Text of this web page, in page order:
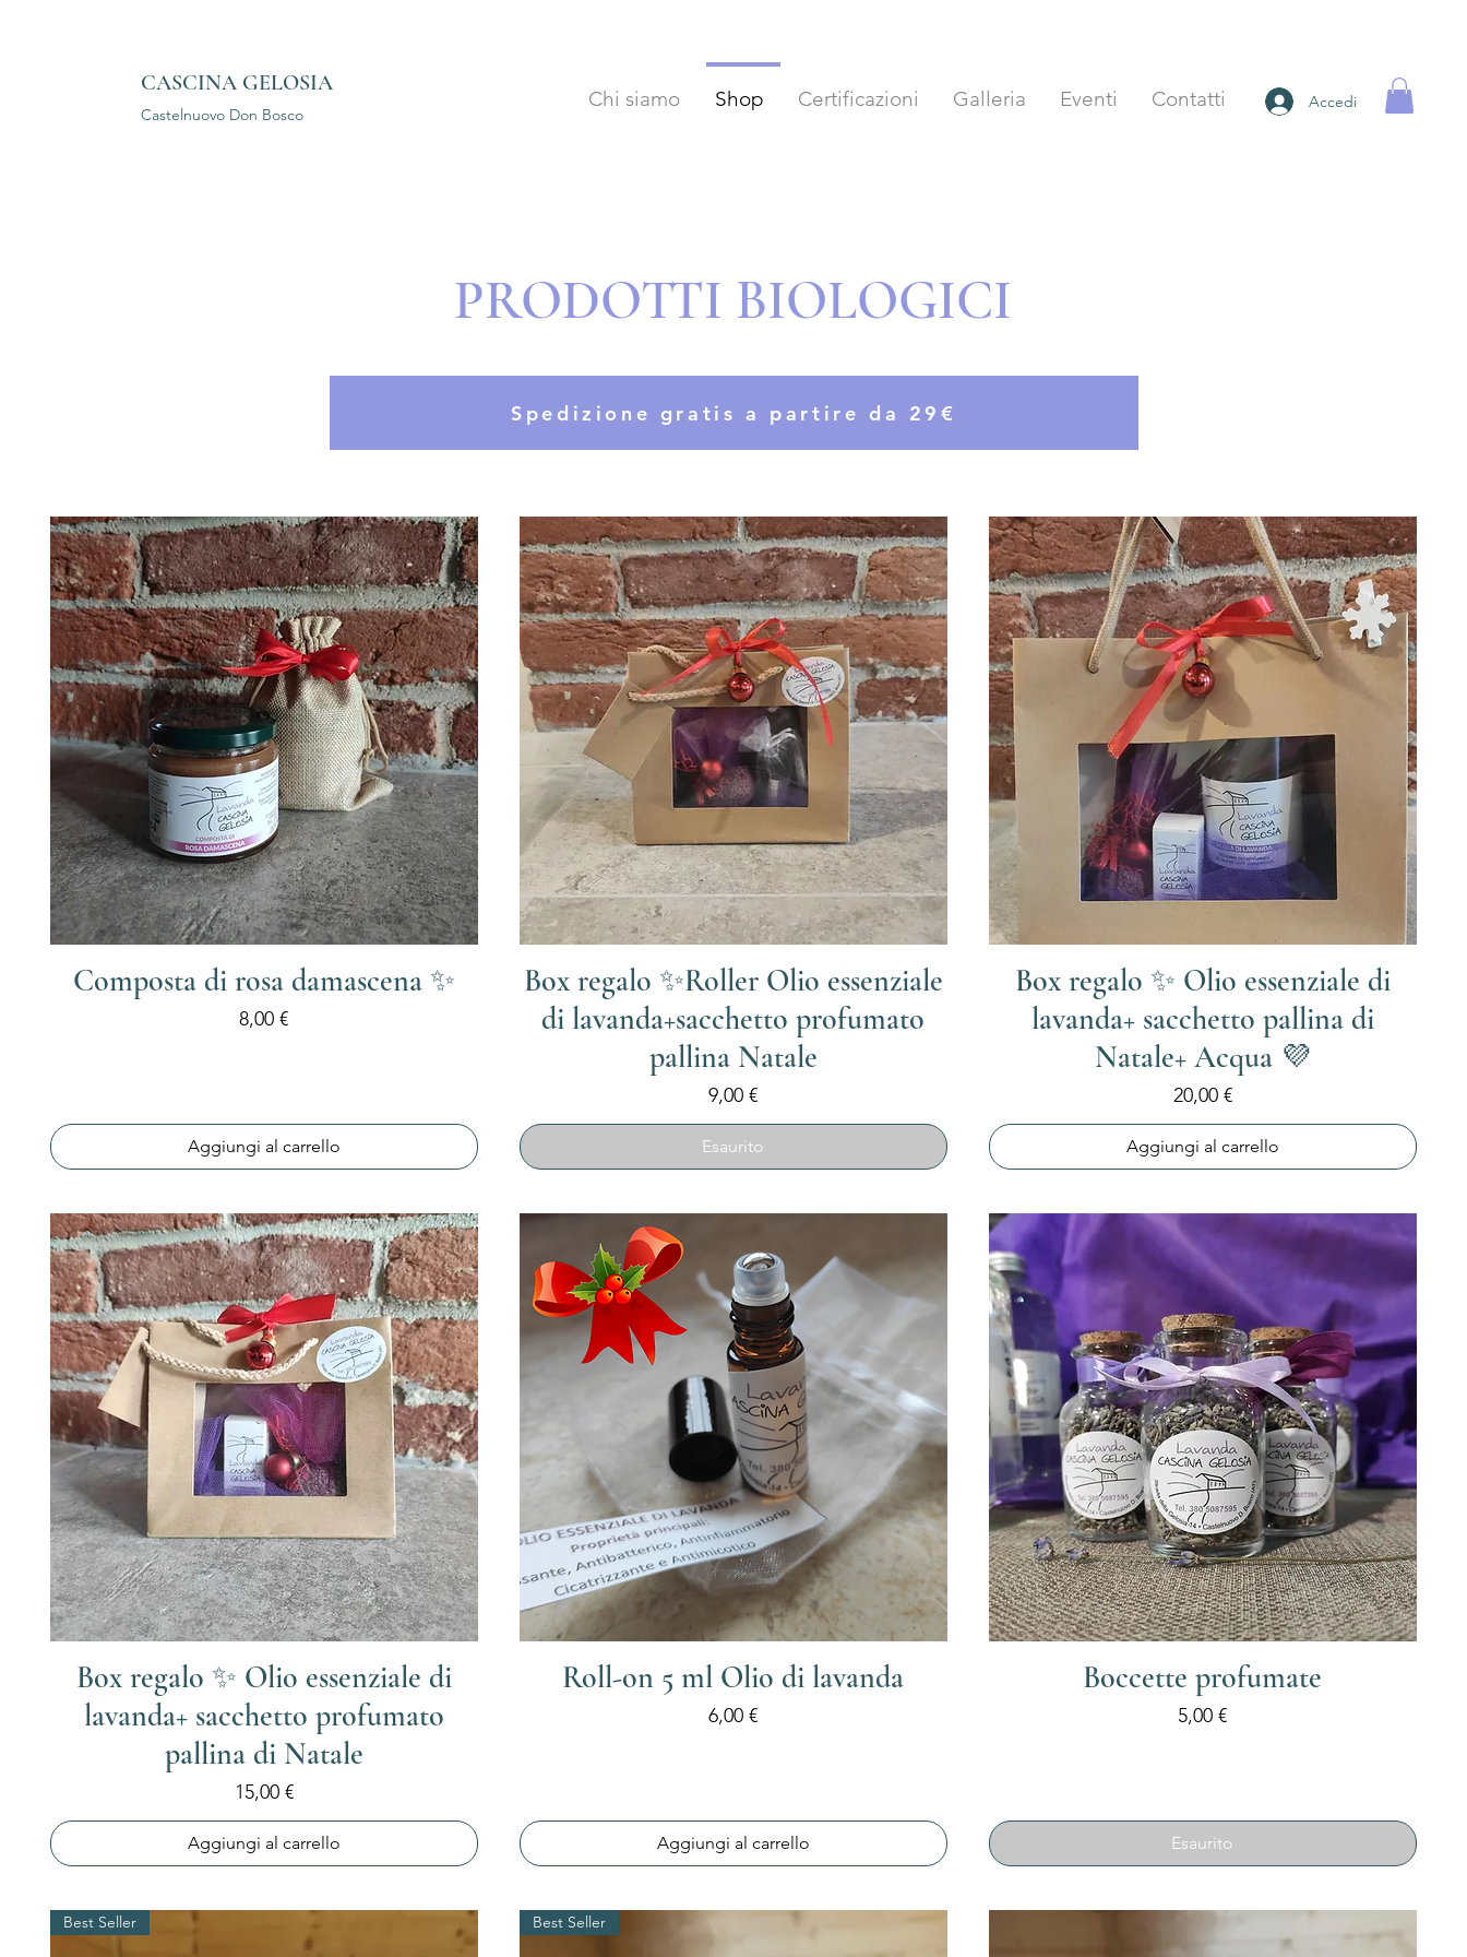
CASCINA GELOSIA
Castelnuovo Don Bosco
Chi siamo Shop Certificazioni Galleria Eventi Contatti Accedi
PRODOTTI BIOLOGICI
Spedizione gratis a partire da 29€
Composta di rosa damascena ✨
Prezzo
8,00 €
Aggiungi al carrello
Box regalo ✨Roller Olio essenziale
di lavanda+sacchetto profumato
pallina Natale
Prezzo
9,00 €
Esaurito
Box regalo ✨ Olio essenziale di
lavanda+ sacchetto pallina di
Natale+ Acqua 💜
Prezzo
20,00 €
Aggiungi al carrello
Box regalo ✨ Olio essenziale di
lavanda+ sacchetto profumato
pallina di Natale
Prezzo
15,00 €
Aggiungi al carrello
Roll-on 5 ml Olio di lavanda
Prezzo
6,00 €
Aggiungi al carrello
Boccette profumate
Prezzo
5,00 €
Esaurito
Best Seller Best Seller